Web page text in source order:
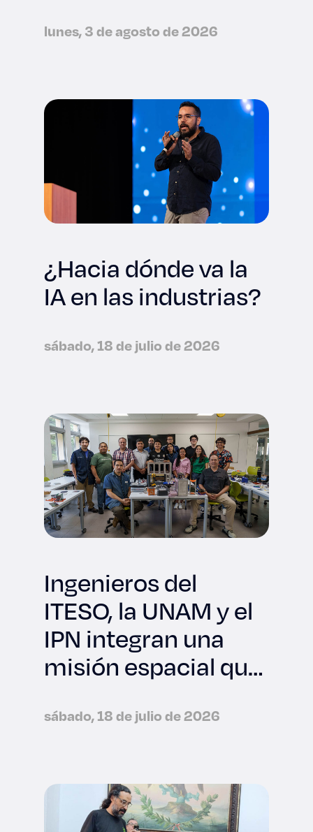
lunes, 3 de agosto de 2026
¿Hacia dónde va la
IA en las industrias?
sábado, 18 de julio de 2026
Ingenieros del
ITESO, la UNAM y el
IPN integran una
misión espacial que
sábado, 18 de julio de 2026